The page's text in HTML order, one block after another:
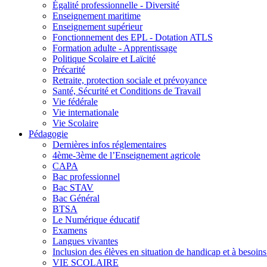
Égalité professionnelle - Diversité
Enseignement maritime
Enseignement supérieur
Fonctionnement des EPL - Dotation ATLS
Formation adulte - Apprentissage
Politique Scolaire et Laïcité
Précarité
Retraite, protection sociale et prévoyance
Santé, Sécurité et Conditions de Travail
Vie fédérale
Vie internationale
Vie Scolaire
Pédagogie
Dernières infos réglementaires
4ème-3ème de l’Enseignement agricole
CAPA
Bac professionnel
Bac STAV
Bac Général
BTSA
Le Numérique éducatif
Examens
Langues vivantes
Inclusion des élèves en situation de handicap et à
VIE SCOLAIRE